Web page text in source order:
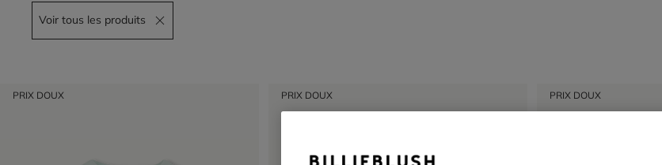
Voir tous les produits
Remove filter Voir tous les produits
PRIX DOUX PRIX DOUX PRIX DOUX